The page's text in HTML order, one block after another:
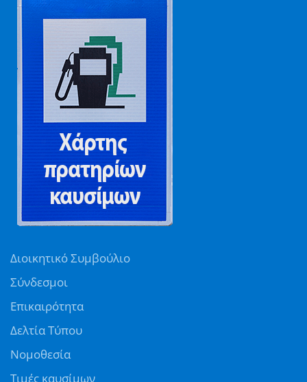
Διοικητικό Συμβούλιο
Σύνδεσμοι
Επικαιρότητα
Δελτία Τύπου
Νομοθεσία
Τιμές καυσίμων